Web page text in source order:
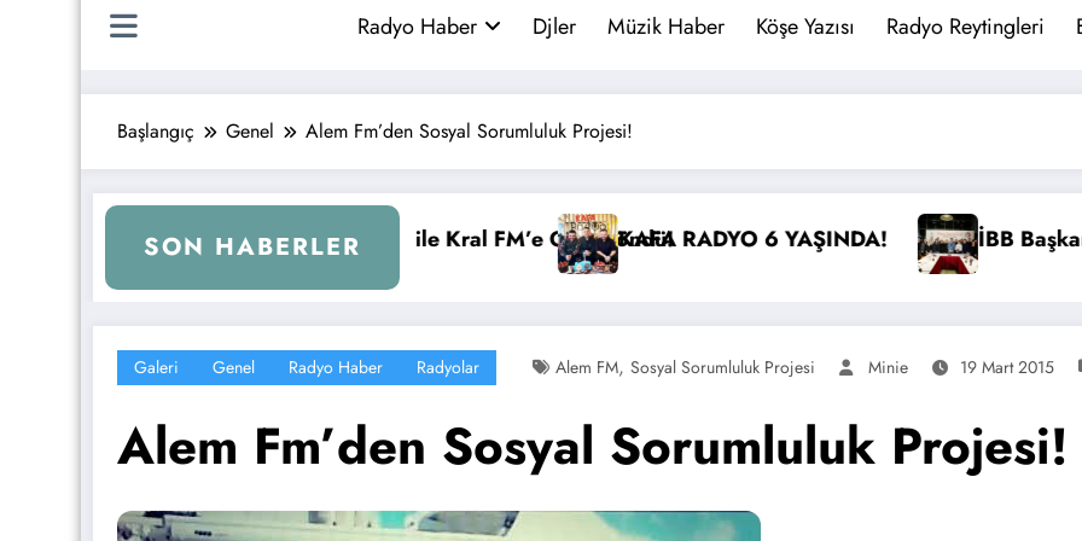
Radyo Haber Djler Müzik Haber Köşe Yazısı Radyo Reytingleri
Başlangıç Genel Alem Fm’den Sosyal Sorumluluk Projesi!
SON HABERLER
İBB Başkanı Ekrem İmamoğlu Radyocular ile Buluştuİstanbul’da Radyo Cızırtısı Sona
Galeri Genel Radyo Haber Radyolar Alem FM, Sosyal Sorumluluk Projesi Minie 19 Mart 2015
Alem Fm’den Sosyal Sorumluluk Projesi!